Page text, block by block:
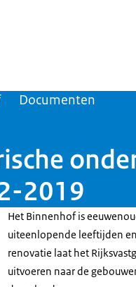
Documenten
2019
Het Binnenhof is
uiteenlopende leeftijden
renovatie laat het
uitvoeren naar de